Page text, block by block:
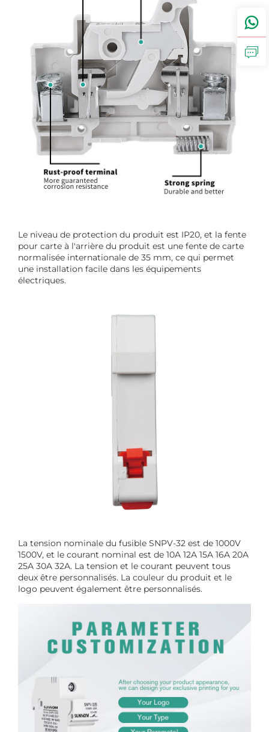
Le niveau de protection du produit est IP20, et la fente
pour carte à l'arrière du produit est une fente de carte
normalisée internationale de 35 mm, ce qui permet
une installation facile dans les équipements
électriques.
La tension nominale du fusible SNPV-32 est de 1000V
1500V, et le courant nominal est de 10A 12A 15A 16A 20A
25A 30A 32A. La tension et le courant peuvent tous
deux être personnalisés. La couleur du produit et le
logo peuvent également être personnalisés.